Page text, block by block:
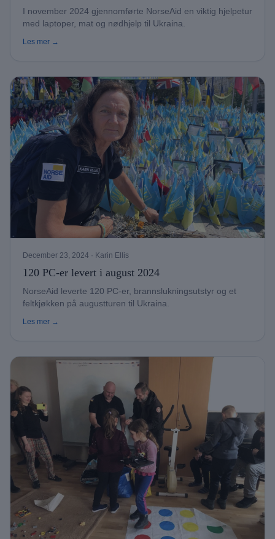
I november 2024 gjennomførte NorseAid en viktig hjelpetur
med laptoper, mat og nødhjelp til Ukraina.
Les mer →
December 23, 2024 · Karin Ellis
120 PC-er levert i august 2024
NorseAid leverte 120 PC-er, brannslukningsutstyr og et
feltkjøkken på augustturen til Ukraina.
Les mer →